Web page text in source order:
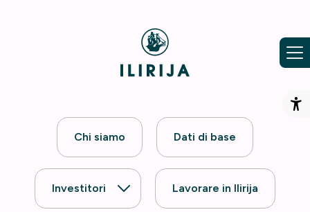
Chi siamo Dati di base
Investitori Lavorare in Ilirija